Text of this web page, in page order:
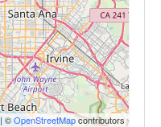
| ©OpenStreetMapcontributors